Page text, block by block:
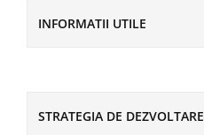
INFORMATII UTILE
STRATEGIA DE DEZVOLTARE